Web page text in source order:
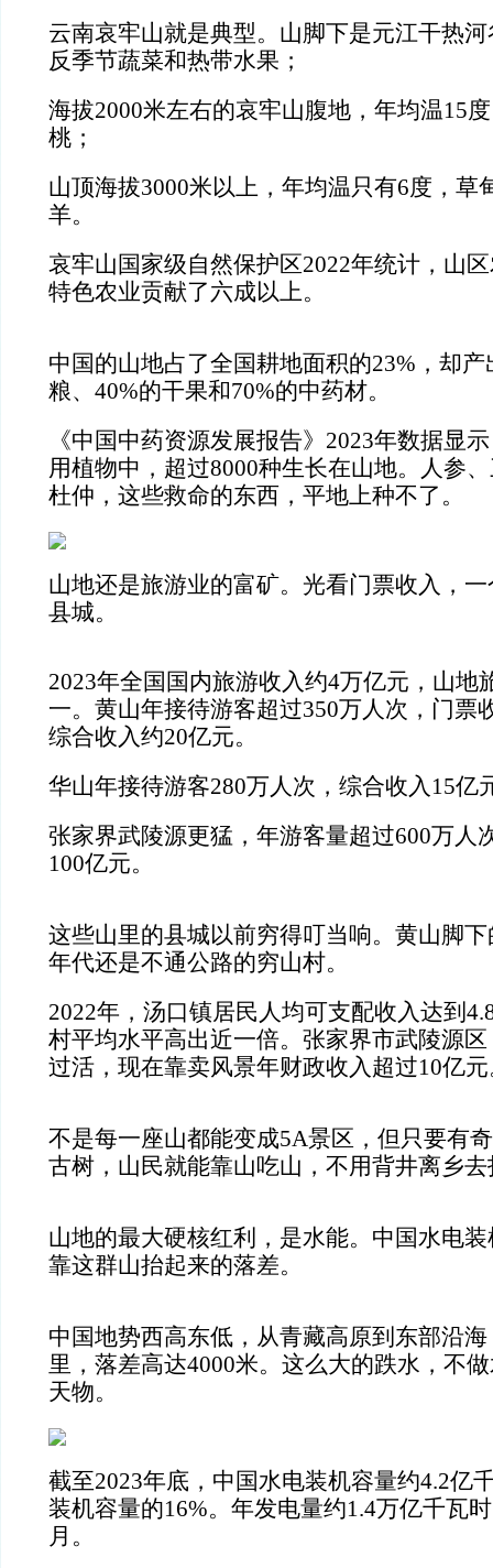
云南哀牢山就是典型。山脚下是元江干热
反季节蔬菜和热带水果；
海拔2000米左右的哀牢山腹地，年均温15
桃；
山顶海拔3000米以上，年均温只有6度，草
羊。
哀牢山国家级自然保护区2022年统计，山
特色农业贡献了六成以上。
中国的山地占了全国耕地面积的23%，却
粮、40%的干果和70%的中药材。
《中国中药资源发展报告》2023年数据显
用植物中，超过8000种生长在山地。人参
杜仲，这些救命的东西，平地上种不了。
山地还是旅游业的富矿。光看门票收入，
县城。
2023年全国国内旅游收入约4万亿元，山地
一。黄山年接待游客超过350万人次，门票
综合收入约20亿元。
华山年接待游客280万人次，综合收入15亿
张家界武陵源更猛，年游客量超过600万人
100亿元。
这些山里的县城以前穷得叮当响。黄山脚
年代还是不通公路的穷山村。
2022年，汤口镇居民人均可支配收入达到
村平均水平高出近一倍。张家界市武陵源
过活，现在靠卖风景年财政收入超过10亿元
不是每一座山都能变成5A景区，但只要有
古树，山民就能靠山吃山，不用背井离乡去
山地的最大硬核红利，是水能。中国水电
靠这群山抬起来的落差。
中国地势西高东低，从青藏高原到东部沿
里，落差高达4000米。这么大的跌水，不
天物。
截至2023年底，中国水电装机容量约4.2亿
装机容量的16%。年发电量约1.4万亿千瓦
月。